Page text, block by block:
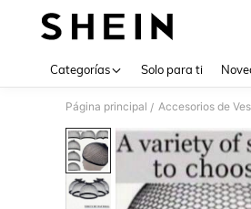
Categorías Solo para ti
Página principal / Accesorios de